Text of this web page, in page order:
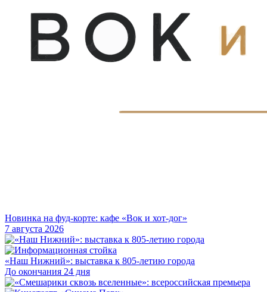
Новинка на фуд-корте: кафе «Вок и хот-дог»
7 августа 2026
«Наш Нижний»: выставка к 805-летию города
До окончания 24 дня